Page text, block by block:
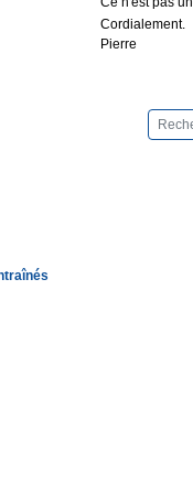
Cordialement.
Pierre